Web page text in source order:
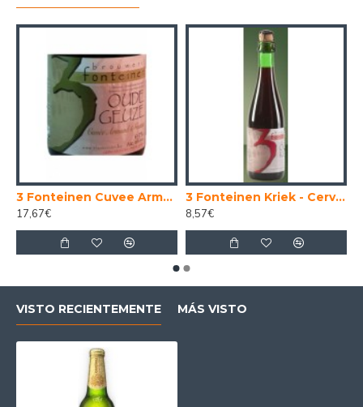
3 Fonteinen Cuvee Armand . Gaston - Cerveza Belga Lambic Gueuze 75 cl.
17,67€
3 Fonteinen Kriek - Cerveza Belga Lambic 37,5cl
8,57€
VISTO RECIENTEMENTE MÁS VISTO